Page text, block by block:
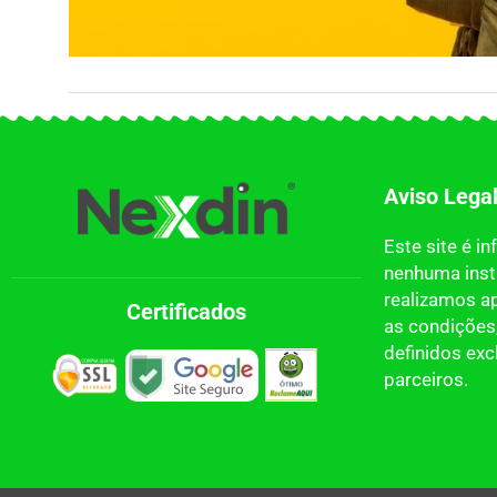
Certificados
Aviso Legal
Este site é
nenhuma
realizamos
as
definidos
parceiros.